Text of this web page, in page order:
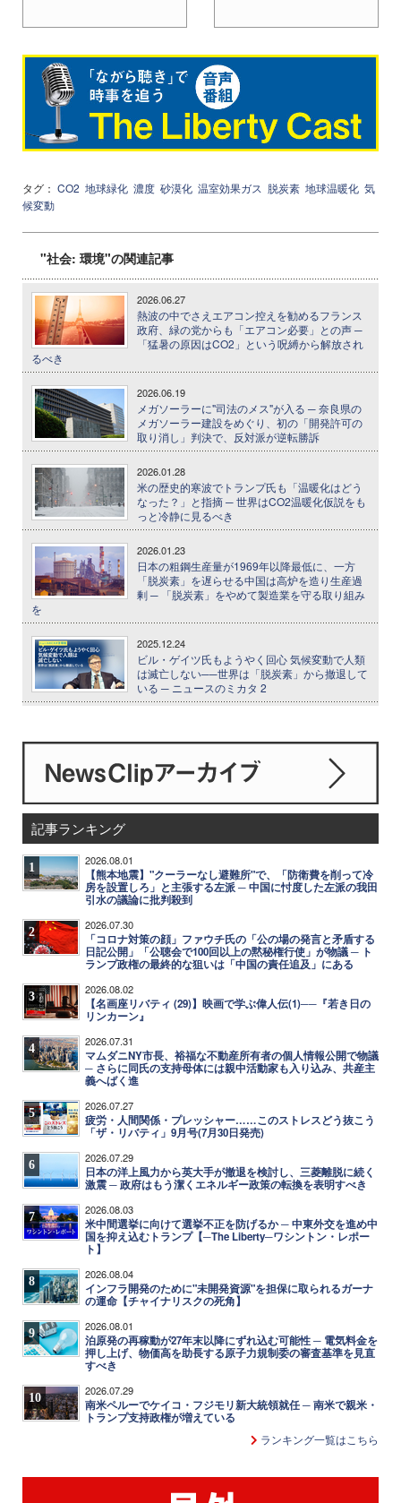
タグ： CO2 地球緑化 濃度 砂漠化 温室効果ガス 脱炭素 地球温暖化 気
候変動
"社会: 環境"の関連記事
2026.06.27
熱波の中でさえエアコン控えを勧めるフランス
政府、緑の党からも「エアコン必要」との声 ─
「猛暑の原因はCO2」という呪縛から解放され
るべき
2026.06.19
メガソーラーに"司法のメス"が入る ─ 奈良県の
メガソーラー建設をめぐり、初の「開発許可の
取り消し」判決で、反対派が逆転勝訴
2026.01.28
米の歴史的寒波でトランプ氏も「温暖化はどう
なった？」と指摘 ─ 世界はCO2温暖化仮説をも
っと冷静に見るべき
2026.01.23
日本の粗鋼生産量が1969年以降最低に、一方
「脱炭素」を遅らせる中国は高炉を造り生産過
剰 ─ 「脱炭素」をやめて製造業を守る取り組み
を
2025.12.24
ビル・ゲイツ氏もようやく回心 気候変動で人類
は滅亡しない──世界は「脱炭素」から撤退して
いる ─ ニュースのミカタ 2
記事ランキング
1 2026.08.01
【熊本地震】"クーラーなし避難所"で、「防衛費を削って冷
房を設置しろ」と主張する左派 ─ 中国に忖度した左派の我田
引水の議論に批判殺到
2 2026.07.30
「コロナ対策の顔」ファウチ氏の「公の場の発言と矛盾する
日記公開」「公聴会で100回以上の黙秘権行使」が物議 ─ ト
ランプ政権の最終的な狙いは「中国の責任追及」にある
3 2026.08.02
【名画座リバティ (29)】映画で学ぶ偉人伝(1)──『若き日の
リンカーン』
4 2026.07.31
マムダニNY市長、裕福な不動産所有者の個人情報公開で物議
─ さらに同氏の支持母体には親中活動家も入り込み、共産主
義へばく進
5 2026.07.27
疲労・人間関係・プレッシャー……このストレスどう抜こう
「ザ・リバティ」9月号(7月30日発売)
6 2026.07.29
日本の洋上風力から英大手が撤退を検討し、三菱離脱に続く
激震 ─ 政府はもう潔くエネルギー政策の転換を表明すべき
7 2026.08.03
米中間選挙に向けて選挙不正を防げるか ─ 中東外交を進め中
国を抑え込むトランプ【─The Liberty─ワシントン・レポー
ト】
8 2026.08.04
インフラ開発のために"未開発資源"を担保に取られるガーナ
の運命【チャイナリスクの死角】
9 2026.08.01
泊原発の再稼動が27年末以降にずれ込む可能性 ─ 電気料金を
押し上げ、物価高を助長する原子力規制委の審査基準を見直
すべき
10 2026.07.29
南米ペルーでケイコ・フジモリ新大統領就任 ─ 南米で親米・
トランプ支持政権が増えている
ランキング一覧はこちら